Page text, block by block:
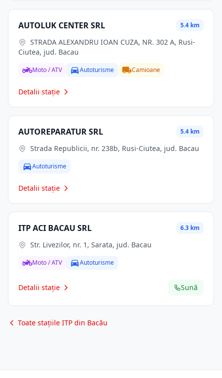
AUTOLUK CENTER SRL 5.4 km
Ciutea, jud. Bacau
Moto / ATV Autoturisme Camioane
Detalii stație
AUTOREPARATUR SRL 5.4 km
Strada Republicii, nr. 238b, Rusi-Ciutea, jud. Bacau
Autoturisme
Detalii stație
ITP ACI BACAU SRL 6.3 km
Str. Livezilor, nr. 1, Sarata, jud. Bacau
Moto / ATV Autoturisme
Detalii stație Sună
Toate stațiile ITP din Bacău